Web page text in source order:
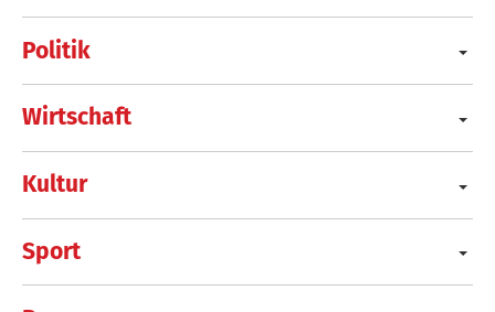
Politik
Wirtschaft
Kultur
Sport